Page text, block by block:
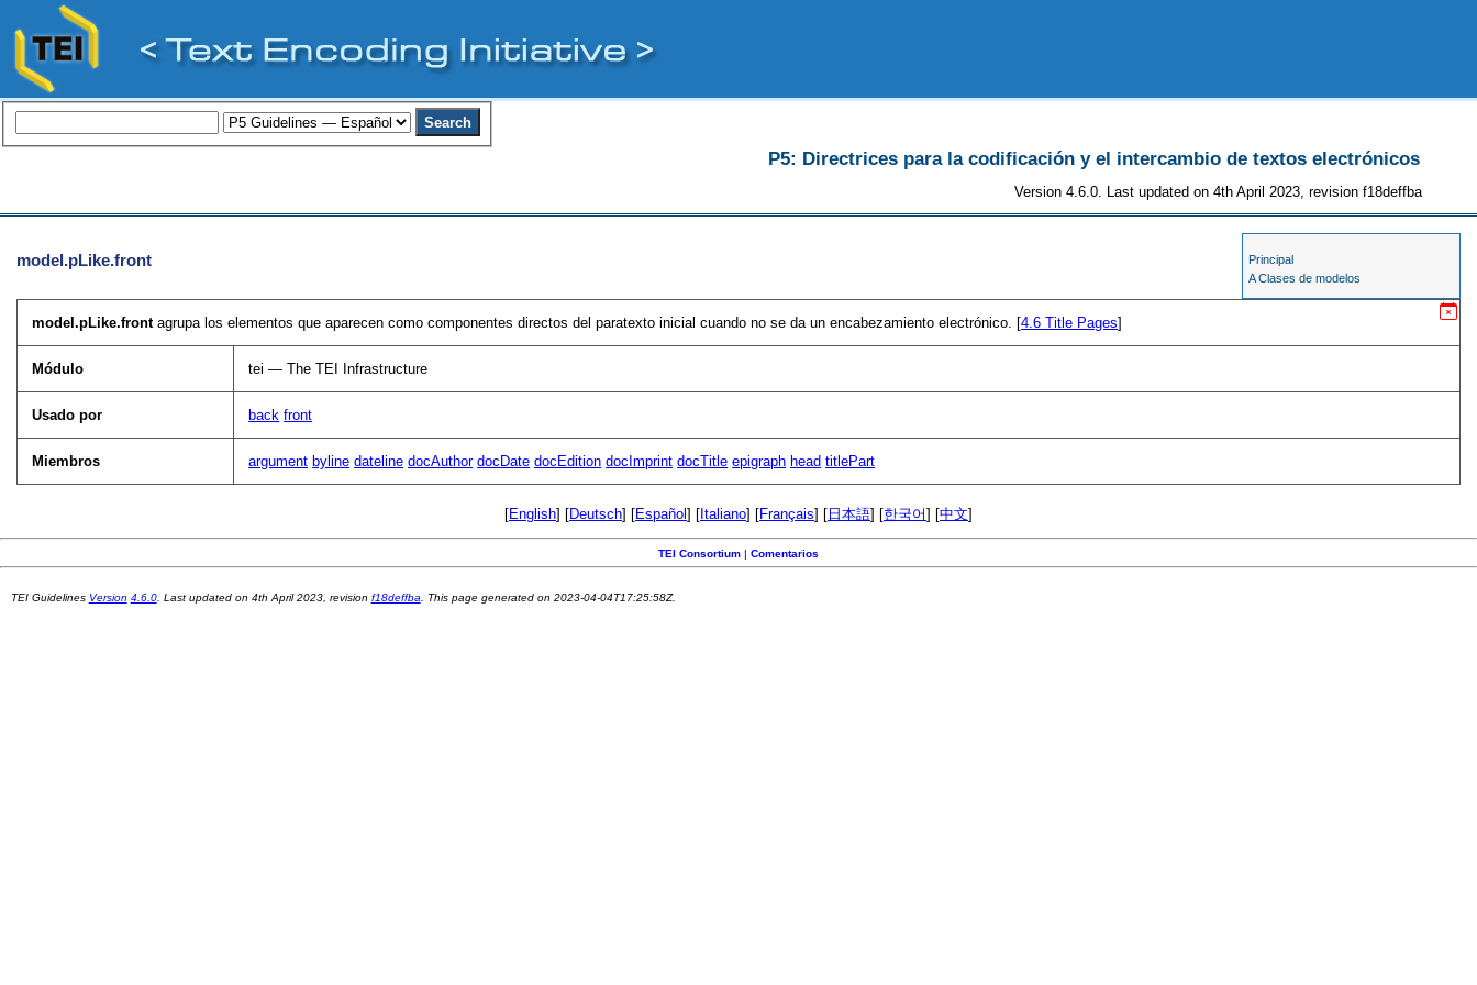
P5: Directrices para la codificación y el intercambio de textos electrónicos
Version 4.6.0. Last updated on 4th April 2023, revision f18deffba
Principal
A Clases de modelos
model.pLike.front
model.pLike.frontagrupa los elementos que aparecen como componentes directos del paratexto inicial cuando no se da un encabezamiento electrónico. [4.6Title Pages]
Módulo tei — The TEI Infrastructure
Usado por back front
Miembros argument byline dateline docAuthor docDate docEdition docImprint docTitle epigraph head titlePart
[English] [Deutsch] [Español] [Italiano] [Français] [日本語] [한국어] [中文]
TEI Consortium | Comentarios
TEI Guidelines Version 4.6.0. Last updated on 4th April 2023, revision f18deffba . This page generated on 2023-04-04T17:25:58Z.